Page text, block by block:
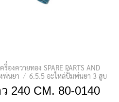
องควายทอง SPARE PARTS AND
พ่นยา / 6.5.5 อะไหล่ปั้มพ่นยา 3 สูบ
240 CM. 80-0140